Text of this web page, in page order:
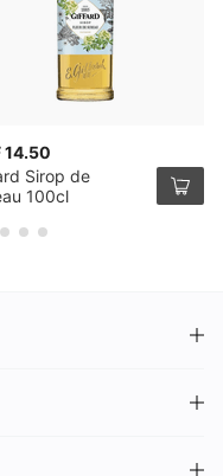
14.50
Sirop de
100cl